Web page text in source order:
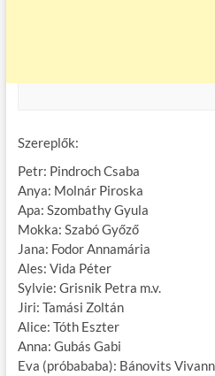
Szereplők:
Petr: Pindroch Csaba
Anya: Molnár Piroska
Apa: Szombathy Gyula
Mokka: Szabó Győző
Jana: Fodor Annamária
Ales: Vida Péter
Sylvie: Grisnik Petra m.v.
Jiri: Tamási Zoltán
Alice: Tóth Eszter
Anna: Gubás Gabi
Eva (próbababa): Bánovits